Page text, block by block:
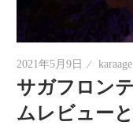
2021年5月9日 karaage
サガフロン
ムレビュー